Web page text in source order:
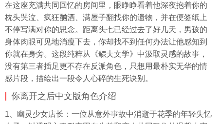
在这座充满共同回忆的房间里，眼睁睁看着他深夜抱着你的
枕头哭泣、疯狂酗酒、满屋子翻找你的遗物，并在便签纸上
不停写满对你的思念。距离头七已经过去了好几天，男孩的
身体肉眼可见地消瘦下去，你却找不到任何办法让他感知到
你就在身旁。这段纯粹从《鳏夫文学》中汲取灵感的故事，
没有第三者插足更不存在反派角色，只想用最朴实无华的情
感片段，描绘出一段令人心碎的生死诀别。
你离开之后中文版角色介绍
1、幽灵少女店长：一位从意外事故中消逝于花季的年轻失忆